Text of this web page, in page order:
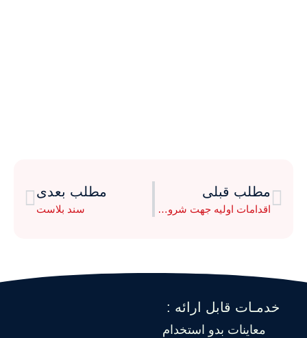
مطلب قبلی
اقدامات اولیه جهت شروع به کار در صنعت
مطلب بعدی
سند بلاست
خدمـات قابل ارائه :
معاینات بدو استخدام